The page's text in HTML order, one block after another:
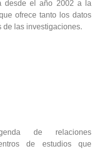
desde el año 2002 a la
ofrece tanto los datos
de las investigaciones.
de relaciones
de estudios que